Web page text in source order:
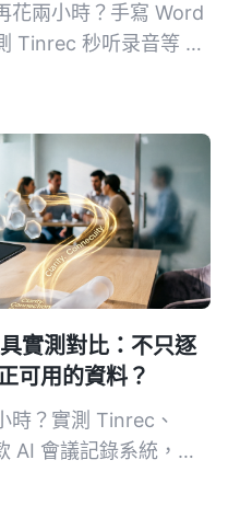
花兩小時？手寫 Word
Tinrec 秒听录音等 4
實測對比：不只逐
可用的資料？
時？實測 Tinrec、
AI 會議記錄系統，從